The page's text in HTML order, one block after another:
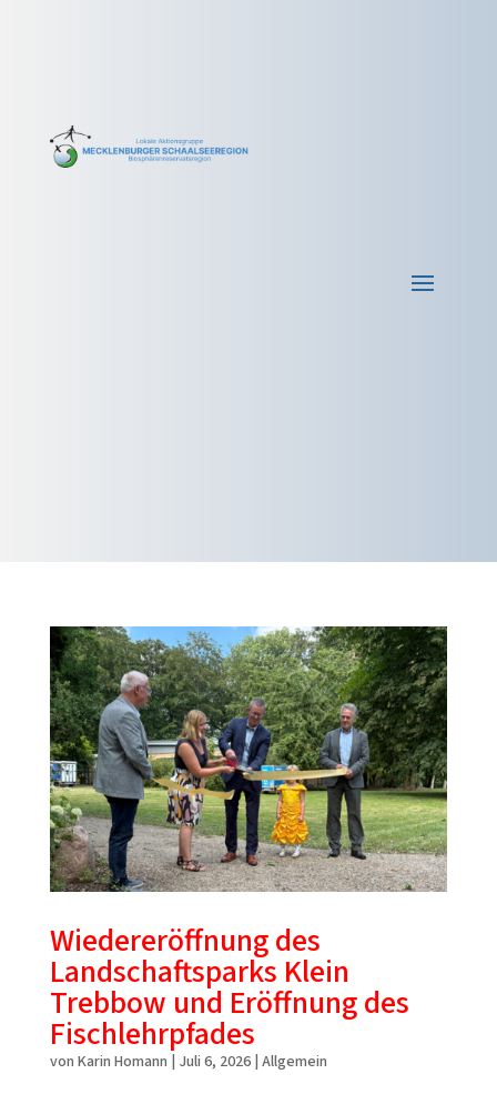
Wiedereröffnung des
Landschaftsparks Klein
Trebbow und Eröffnung des
Fischlehrpfades
von Karin Homann Juli 6, 2026| Allgemein